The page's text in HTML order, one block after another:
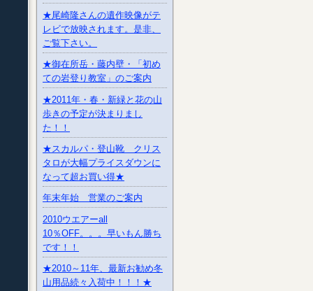
★尾崎隆さんの遺作映像がテ
レビで放映されます。是非、
ご覧下さい。
★御在所岳・藤内壁・「初め
ての岩登り教室」のご案内
★2011年・春・新緑と花の山
歩きの予定が決まりまし
た！！
★スカルパ・登山靴 クリス
タロが大幅プライスダウンに
なって超お買い得★
年末年始 営業のご案内
2010ウエアーall
10％OFF。。。早いもん勝ち
です！！
★2010～11年、最新お勧め冬
山用品続々入荷中！！！★